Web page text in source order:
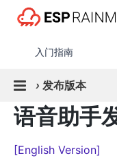
入门指南
› 发布版本
语音助手
[English Version]